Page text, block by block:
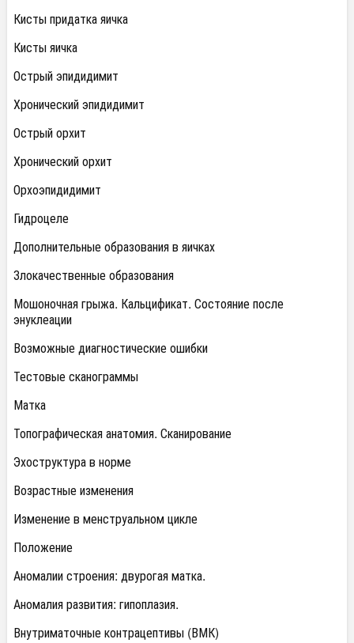
Кисты придатка яичка
Кисты яичка
Острый эпидидимит
Хронический эпидидимит
Острый орхит
Хронический орхит
Орхоэпидидимит
Гидроцеле
Дополнительные образования в яичках
Злокачественные образования
Мошоночная грыжа. Кальцификат. Состояние после
энуклеации
Возможные диагностические ошибки
Тестовые сканограммы
Матка
Топографическая анатомия. Сканирование
Эхоструктура в норме
Возрастные изменения
Изменение в менструальном цикле
Положение
Аномалии строения: двурогая матка.
Аномалия развития: гипоплазия.
Внутриматочные контрацептивы (ВМК)